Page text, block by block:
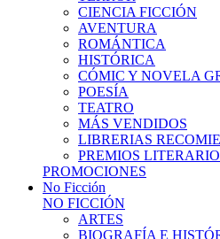
CIENCIA FICCIÓN
AVENTURA
ROMÁNTICA
HISTÓRICA
CÓMIC Y NOVELA
POESÍA
TEATRO
MÁS VENDIDOS
LIBRERIAS
PREMIOS
PROMOCIONES
No Ficción
NO FICCIÓN
ARTES
BIOGRAFÍA E